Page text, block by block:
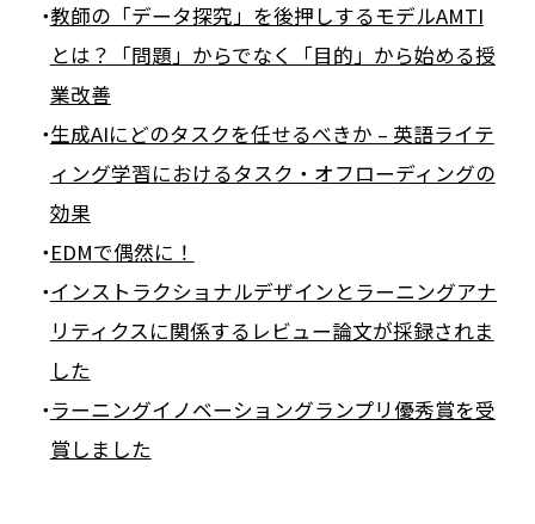
教師の「データ探究」を後押しするモデルAMTI
とは？「問題」からでなく「目的」から始める授
業改善
生成AIにどのタスクを任せるべきか – 英語ライテ
ィング学習におけるタスク・オフローディングの
効果
EDMで偶然に！
インストラクショナルデザインとラーニングアナ
リティクスに関係するレビュー論文が採録されま
した
ラーニングイノベーショングランプリ優秀賞を受
賞しました